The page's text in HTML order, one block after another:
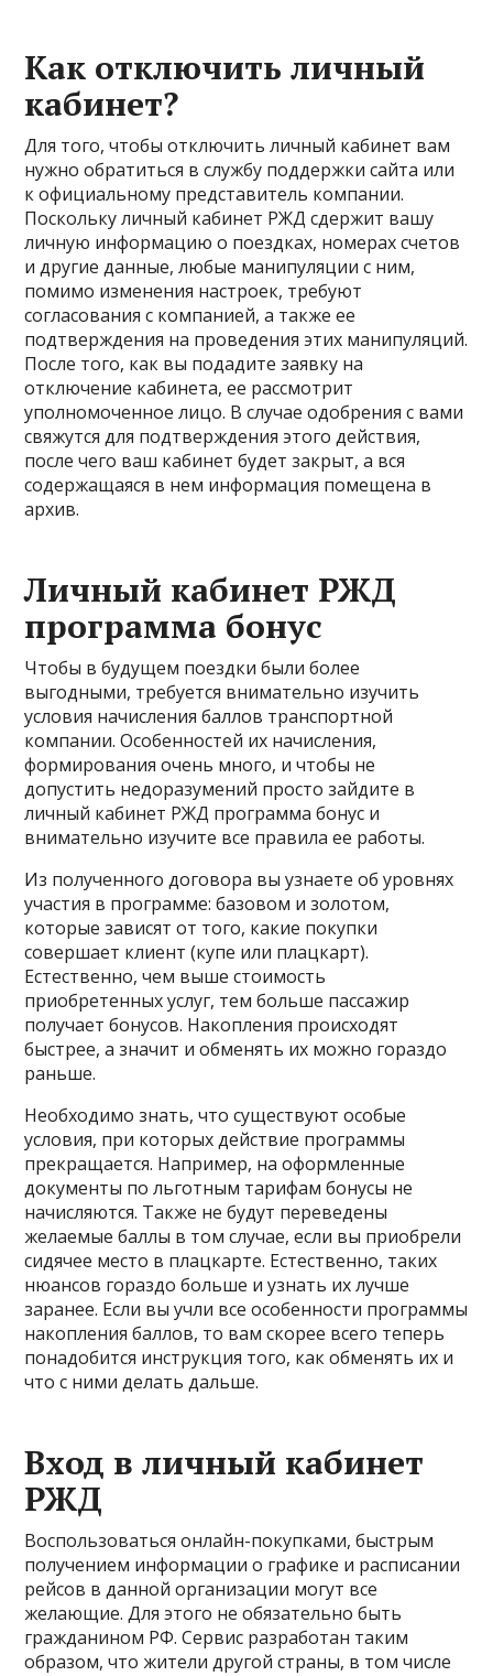
Как отключить личный
кабинет?
Для того, чтобы отключить личный кабинет вам
нужно обратиться в службу поддержки сайта или
к официальному представитель компании.
Поскольку личный кабинет РЖД сдержит вашу
личную информацию о поездках, номерах счетов
и другие данные, любые манипуляции с ним,
помимо изменения настроек, требуют
согласования с компанией, а также ее
подтверждения на проведения этих манипуляций.
После того, как вы подадите заявку на
отключение кабинета, ее рассмотрит
уполномоченное лицо. В случае одобрения с вами
свяжутся для подтверждения этого действия,
после чего ваш кабинет будет закрыт, а вся
содержащаяся в нем информация помещена в
архив.
Личный кабинет РЖД
программа бонус
Чтобы в будущем поездки были более
выгодными, требуется внимательно изучить
условия начисления баллов транспортной
компании. Особенностей их начисления,
формирования очень много, и чтобы не
допустить недоразумений просто зайдите в
личный кабинет РЖД программа бонус и
внимательно изучите все правила ее работы.
Из полученного договора вы узнаете об уровнях
участия в программе: базовом и золотом,
которые зависят от того, какие покупки
совершает клиент (купе или плацкарт).
Естественно, чем выше стоимость
приобретенных услуг, тем больше пассажир
получает бонусов. Накопления происходят
быстрее, а значит и обменять их можно гораздо
раньше.
Необходимо знать, что существуют особые
условия, при которых действие программы
прекращается. Например, на оформленные
документы по льготным тарифам бонусы не
начисляются. Также не будут переведены
желаемые баллы в том случае, если вы приобрели
сидячее место в плацкарте. Естественно, таких
нюансов гораздо больше и узнать их лучше
заранее. Если вы учли все особенности программы
накопления баллов, то вам скорее всего теперь
понадобится инструкция того, как обменять их и
что с ними делать дальше.
Вход в личный кабинет
РЖД
Воспользоваться онлайн-покупками, быстрым
получением информации о графике и расписании
рейсов в данной организации могут все
желающие. Для этого не обязательно быть
гражданином РФ. Сервис разработан таким
образом, что жители другой страны, в том числе